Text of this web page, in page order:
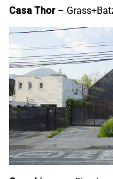
Casa Thor–